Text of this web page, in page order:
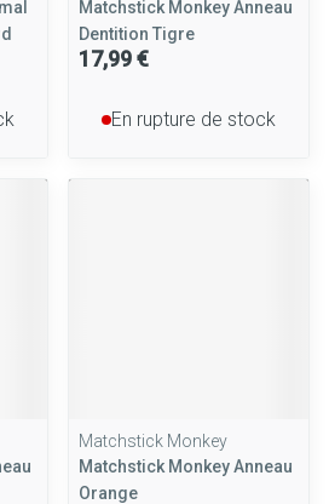
Matchstick Monkey Anneau
Dentition Tigre
17,99 €
En rupture de stock
Matchstick Monkey
Matchstick Monkey Anneau
Orange